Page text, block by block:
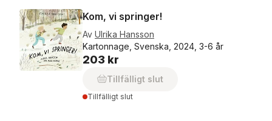
Kom, vi springer!
Av Ulrika Hansson
Kartonnage, Svenska, 2024, 3-6 år
203 kr
Tillfälligt slut
Tillfälligt slut